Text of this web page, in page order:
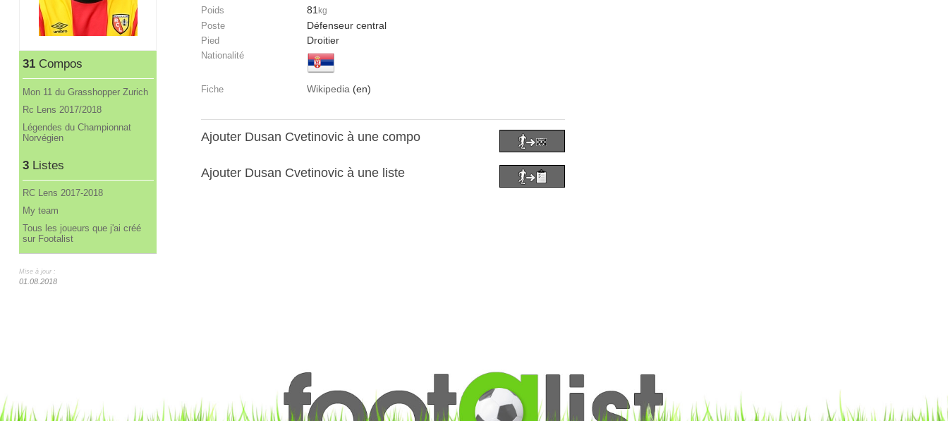
31Compos
Mon 11 du Grasshopper Zurich
Rc Lens 2017/2018
Légendes du Championnat
Norvégien
3Listes
RC Lens 2017-2018
My team
Tous les joueurs que j'ai créé
sur Footalist
Mise à jour :
01.08.2018
Poids 81 kg
Poste Défenseur central
Pied Droitier
Nationalité
Fiche Wikipedia (en)
Ajouter Dusan Cvetinovic à une compo
Ajouter Dusan Cvetinovic à une liste